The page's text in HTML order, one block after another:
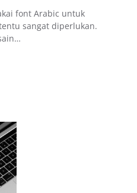
font Arabic untuk
sangat diperlukan.